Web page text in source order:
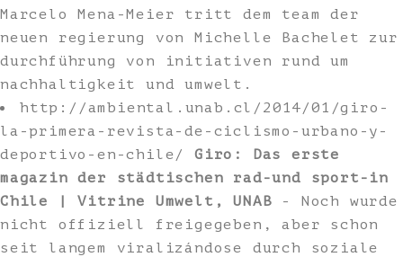
Marcelo Mena-Meier tritt dem team der
neuen regierung von Michelle Bachelet zur
durchführung von initiativen rund um
nachhaltigkeit und umwelt.
http://ambiental.unab.cl/2014/01/giro-
la-primera-revista-de-ciclismo-urbano-y-
deportivo-en-chile/Giro: Das erste
magazin der städtischen rad-und sport-in
Chile | Vitrine Umwelt, UNAB - Noch wurde
nicht offiziell freigegeben, aber schon
seit langem viralizándose durch soziale